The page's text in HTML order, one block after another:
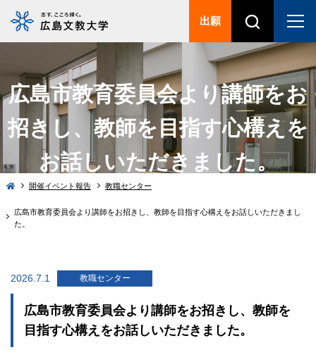
広島市教育委員会より講師をお
招きし、教師を目指す心構えを
お話しいただきました。
開催イベント報告 教職センター
広島市教育委員会より講師をお招きし、教師を目指す心構えをお話しいただきまし
た。
2026.7.1 教職センター
広島市教育委員会より講師をお招きし、教師を
目指す心構えをお話しいただきました。
出願